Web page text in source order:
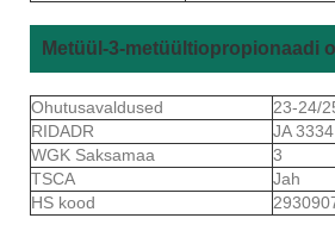
Metüül-3-metüültiopropionaadi
Ohutusavaldused
23-24/
RIDADR
JA 3334
WGK Saksamaa
3
TSCA
Jah
HS kood